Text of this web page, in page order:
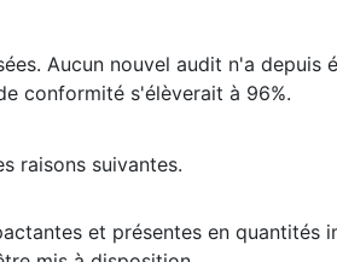
Aucun nouvel audit n'a depuis
conformité s'élèverait à 96%.
raisons suivantes.
et présentes en quantités